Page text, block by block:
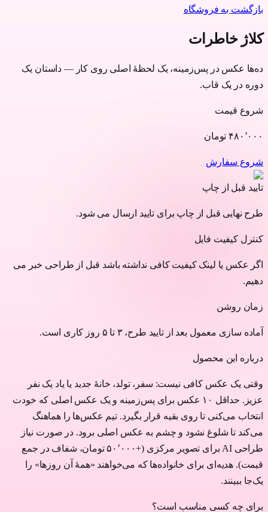
بازگشت به فروشگاه
کلاژ خاطرات
ده‌ها عکس در پس‌زمینه، یک لحظهٔ اصلی روی کار — داستان یک
دوره در یک قاب.
شروع قیمت
۴۸۰٬۰۰۰تومان
شروع سفارش
تایید قبل از چاپ
طرح نهایی قبل از چاپ برای تایید ارسال می شود.
کنترل کیفیت فایل
اگر عکس یا لینک کیفیت کافی نداشته باشد قبل از طراحی خبر می
دهیم.
زمان روشن
آماده سازی معمول بعد از تایید طرح، ۳ تا ۵ روز کاری است.
درباره این محصول
وقتی یک عکس کافی نیست: سفر، تولد، خانهٔ جدید یا یاد یک نفر
عزیز. حداقل ۱۰ عکس برای پس‌زمینه و یک عکس اصلی که خودت
انتخاب می‌کنی تا روی بقیه قرار بگیرد. تیم عکس‌ها را هماهنگ
می‌کند تا شلوغ نشود و چشم به عکس اصلی برود. در صورت نیاز
طراحی AI برای تصویر مرکزی (+۵۰٬۰۰۰ تومان، شفاف در جمع
قیمت). هدیه‌ای برای خانواده‌ها که می‌خواهند «همهٔ آن روزها» را
یک‌جا ببینند.
برای چه کسی مناسب است؟